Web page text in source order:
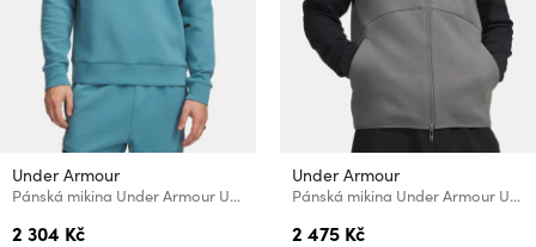
Under Armour
Pánská mikina Under Armour UA Unstoppable Flc Crew
2 304 Kč
Under Armour
Pánská mikina Under Armour UA Unstoppable Flc FZ HD EU-GRN
2 475 Kč